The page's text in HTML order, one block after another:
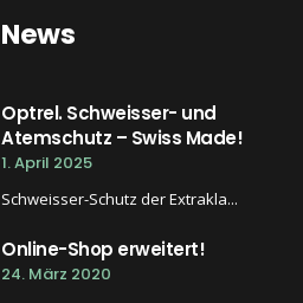
News
Optrel. Schweisser- und
Atemschutz – Swiss Made!
1. April 2025
Schweisser-Schutz der Extrakla...
Online-Shop erweitert!
24. März 2020